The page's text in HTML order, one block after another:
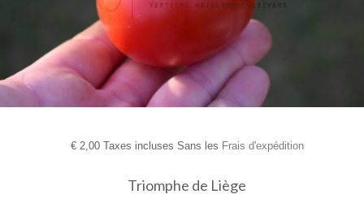
€2,00 Taxes incluses Sans les Frais d'expédition
Triomphe de Liège